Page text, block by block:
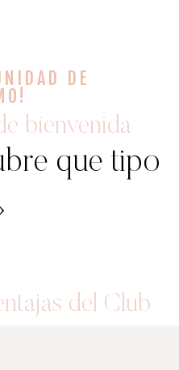
DE
bienvenida
que tipo
del Club